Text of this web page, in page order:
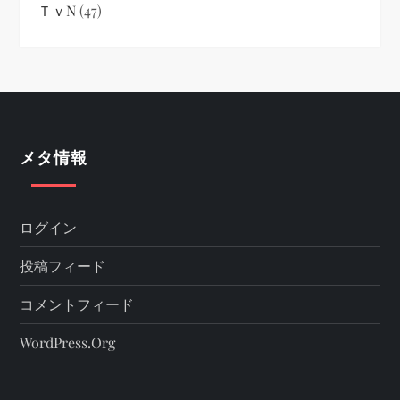
ＴｖN(47)
メタ情報
ログイン
投稿フィード
コメントフィード
WordPress.org